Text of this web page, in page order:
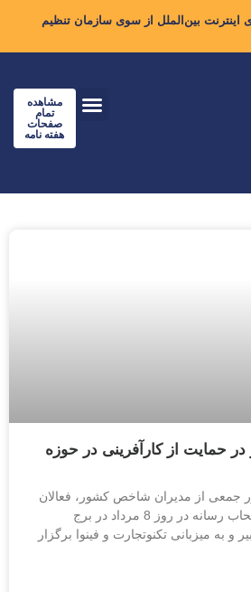
اعمال ضریب ۲.۷ برای اینترنت بین‌الملل از سوی سازمان تنظیم
مشاهده
تمام
صفحات
هفته نامه
در حمایت از کارآفرینی در حوزه
جمعی از مدیران شاخص کشور، فعالان
حوزه استارت آپ و اصحاب رسانه در روز 8 مرداد در برج
و به میزبانی تکنوتجارت و فینوا برگزار